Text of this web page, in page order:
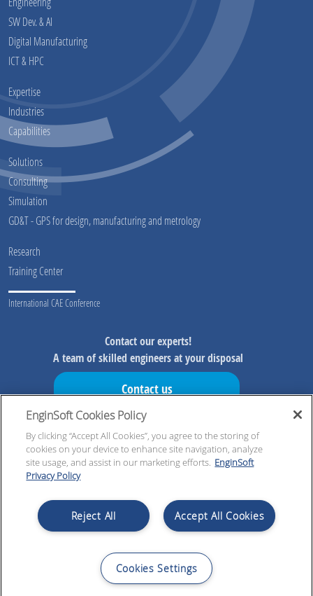
SW Dev. & AI
Digital Manufacturing
ICT & HPC
Expertise
Industries
Capabilities
Solutions
Consulting
Simulation
GD&T - GPS for design, manufacturing and metrology
Research
Training Center
International CAE Conference
Contact our experts!
A team of skilled engineers at your disposal
Contact us
Don't miss our initiatives!
Preview information on our initiatives, exclusive resources and
updates!
© 2026 EnginSoft SpA | VAT nb IT00599320223 | Cap. Soc. € 4.000.000,00 i.v. | All Rights
Privacy policy
EnginSoft Cookies Policy
By clicking “Accept All Cookies”, you agree to the storing of
cookies on your device to enhance site navigation, analyze
site usage, and assist in our marketing efforts. EnginSoft
Privacy Policy
Accept All Cookies
Reject All
Cookies Settings